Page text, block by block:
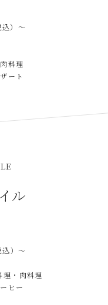
込）～
料理
ート
ル
込）～
理・肉料理
ヒー